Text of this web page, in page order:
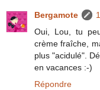
Bergamote
Oui, Lou, tu
crème fraîche,
plus "acidulé".
en vacances :-)
Répondre